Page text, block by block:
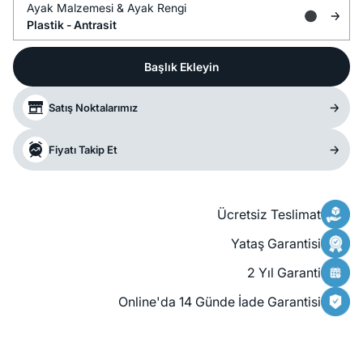
Ayak Malzemesi & Ayak Rengi
Plastik -Antrasit
Başlık Ekleyin
Satış Noktalarımız
Fiyatı Takip Et
Ücretsiz Teslimat
Yataş Garantisi
2 Yıl Garanti
Online'da 14 Günde İade Garantisi